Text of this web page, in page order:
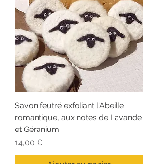
Savon feutré exfoliant l'Abeille
romantique, aux notes de Lavande
et Géranium
Prix
14,00 €